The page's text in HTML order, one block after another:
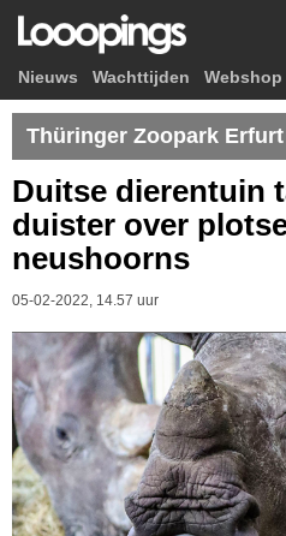
Nieuws Wachttijden Webshop
Thüringer Zoopark Erfurt
Duitse dierentuin
duister over
neushoorns
05-02-2022, 14.57 uur